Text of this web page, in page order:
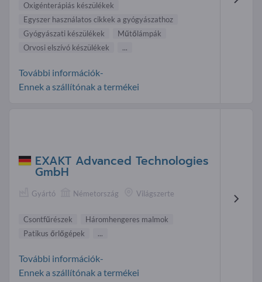
Oxigénterápiás készülékek
Egyszer használatos cikkek a gyógyászathoz
Gyógyászati készülékek
Műtőlámpák
Orvosi elszívó készülékek
...
További információk-
Ennek a szállítónak a termékei
EXAKT Advanced Technologies
GmbH
Gyártó Németország Világszerte
Csontfűrészek
Háromhengeres malmok
Patikus őrlőgépek
...
További információk-
Ennek a szállítónak a termékei